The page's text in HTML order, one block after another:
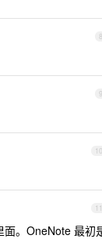
8
9
10
11
。OneNote 最初